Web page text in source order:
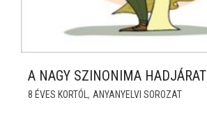
A NAGY SZINONIMA HADJÁRAT
8 ÉVES KORTÓL , ANYANYELVI SOROZAT